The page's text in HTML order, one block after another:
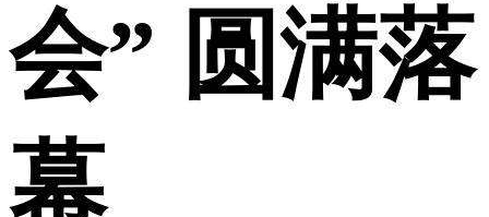
会” 圆满落
幕